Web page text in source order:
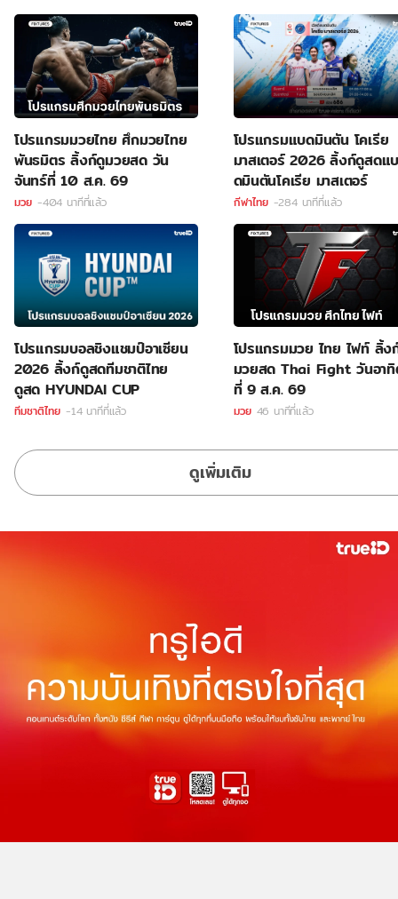
โปรแกรมมวยไทย ศึกมวยไทย
พันธมิตร ลิ้งก์ดูมวยสด วัน
จันทร์ที่ 10 ส.ค. 69
มวย -404 นาทีที่แล้ว
โปรแกรมแบดมินตัน โคเรีย
มาสเตอร์ 2026 ลิ้งก์ดูสดแ
ดมินตันโคเรีย มาสเตอร์
กีฬาไทย -284 นาทีที่แล้ว
โปรแกรมบอลชิงแชมป์อาเซียน
2026 ลิ้งก์ดูสดทีมชาติไทย
ดูสด HYUNDAI CUP
ทีมชาติไทย -14 นาทีที่แล้ว
โปรแกรมมวย ไทย ไฟท์ ลิ้ง
มวยสด Thai Fight วันอา
ที่ 9 ส.ค. 69
มวย 46 นาทีที่แล้ว
ดูเพิ่มเติม